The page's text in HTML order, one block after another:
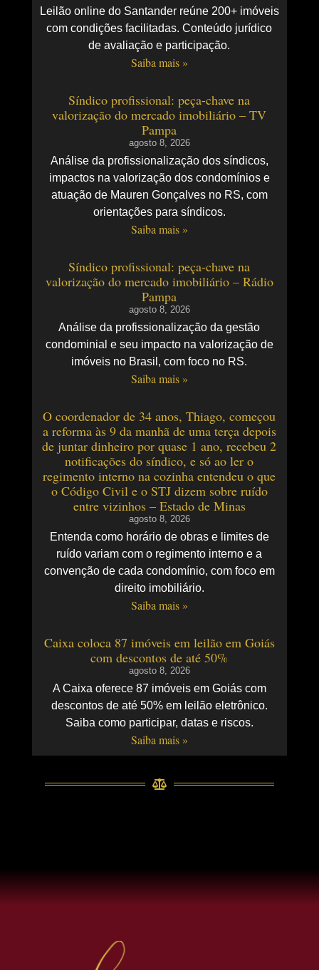
Leilão online do Santander reúne 200+ imóveis
com condições facilitadas. Conteúdo jurídico
de avaliação e participação.
Saiba mais »
Síndico profissional: peça-chave na
valorização do mercado imobiliário – TV
Pampa
agosto 8, 2026
Análise da profissionalização dos síndicos,
impactos na valorização dos condomínios e
atuação de Mauren Gonçalves no RS, com
orientações para síndicos.
Saiba mais »
Síndico profissional: peça-chave na
valorização do mercado imobiliário – Rádio
Pampa
agosto 8, 2026
Análise da profissionalização da gestão
condominial e seu impacto na valorização de
imóveis no Brasil, com foco no RS.
Saiba mais »
O coordenador de 34 anos, Thiago, começou
a reforma às 9 da manhã de uma terça depois
de juntar dinheiro por quase 1 ano, recebeu 2
notificações do síndico, e só ao ler o
regimento interno na cozinha entendeu o que
o Código Civil e o STJ dizem sobre ruído
entre vizinhos – Estado de Minas
agosto 8, 2026
Entenda como horário de obras e limites de
ruído variam com o regimento interno e a
convenção de cada condomínio, com foco em
direito imobiliário.
Saiba mais »
Caixa coloca 87 imóveis em leilão em Goiás
com descontos de até 50%
agosto 8, 2026
A Caixa oferece 87 imóveis em Goiás com
descontos de até 50% em leilão eletrônico.
Saiba como participar, datas e riscos.
Saiba mais »